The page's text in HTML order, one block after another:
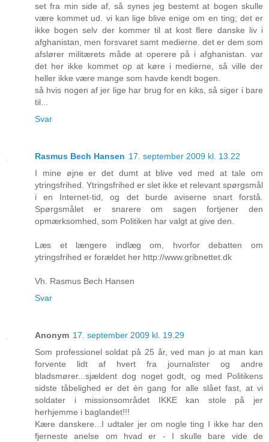
set fra min side af, så synes jeg bestemt at bogen skulle
være kommet ud. vi kan lige blive enige om en ting; det er
ikke bogen selv der kommer til at kost flere danske liv i
afghanistan, men forsvaret samt medierne. det er dem som
afslører militærets måde at operere på i afghanistan. var
det her ikke kommet op at køre i medierne, så ville der
heller ikke være mange som havde kendt bogen.
så hvis nogen af jer lige har brug for en kiks, så siger i bare
til...
Svar
Rasmus Bech Hansen 17. september 2009 kl. 13.22
I mine øjne er det dumt at blive ved med at tale om
ytringsfrihed. Ytringsfrihed er slet ikke et relevant spørgsmål
i en Internet-tid, og det burde aviserne snart forstå.
Spørgsmålet er snarere om sagen fortjener den
opmærksomhed, som Politiken har valgt at give den.
Læs et længere indlæg om, hvorfor debatten om
ytringsfrihed er forældet her http://www.gribnettet.dk
Vh. Rasmus Bech Hansen
Svar
Anonym 17. september 2009 kl. 19.29
Som professionel soldat på 25 år, ved man jo at man kan
forvente lidt af hvert fra journalister og andre
bladsmører...sjældent dog noget godt, og med Politikens
sidste tåbelighed er det èn gang for alle slået fast, at vi
soldater i missionsområdet IKKE kan stole på jer
herhjemme i baglandet!!!
Kære danskere...I udtaler jer om nogle ting I ikke har den
fjerneste anelse om hvad er - I skulle bare vide de